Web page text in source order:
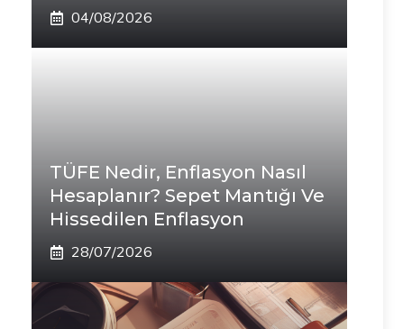
04/08/2026
TÜFE Nedir, Enflasyon Nasıl
Hesaplanır? Sepet Mantığı Ve
Hissedilen Enflasyon
28/07/2026